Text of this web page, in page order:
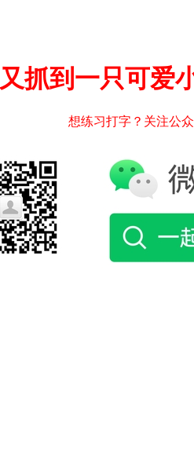
又抓到一只可爱
想练习打字？关注公众